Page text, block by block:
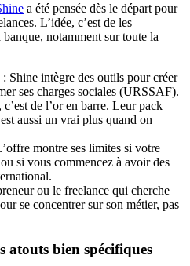
a été pensée dès le départ pour
L’idée, c’est de les
notamment sur toute la
: Shine intègre des outils pour créer
ses charges sociales (URSSAF).
de l’or en barre. Leur pack
aussi un vrai plus quand on
montre ses limites si votre
si vous commencez à avoir des
ou le freelance qui cherche
se concentrer sur son métier, pas
atouts bien spécifiques